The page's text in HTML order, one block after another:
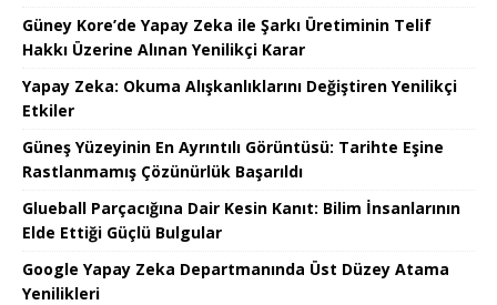
Güney Kore’de Yapay Zeka ile Şarkı Üretiminin Telif
Hakkı Üzerine Alınan Yenilikçi Karar
Yapay Zeka: Okuma Alışkanlıklarını Değiştiren Yenilikçi
Etkiler
Güneş Yüzeyinin En Ayrıntılı Görüntüsü: Tarihte Eşine
Rastlanmamış Çözünürlük Başarıldı
Glueball Parçacığına Dair Kesin Kanıt: Bilim İnsanlarının
Elde Ettiği Güçlü Bulgular
Google Yapay Zeka Departmanında Üst Düzey Atama
Yenilikleri